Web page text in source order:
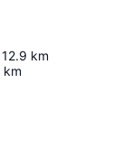
12.9 km
km